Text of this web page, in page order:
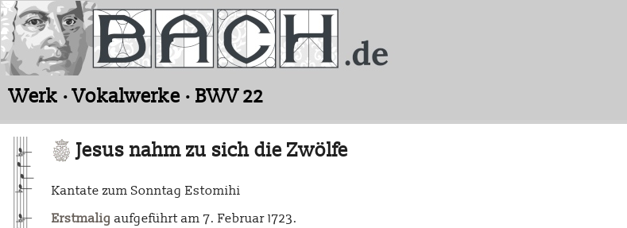
Werk · Vokalwerke · BWV 22
Jesus nahm zu sich die Zwölfe
Kantate zum Sonntag Estomihi
Erstmalig aufgeführt am 7. Februar 1723.